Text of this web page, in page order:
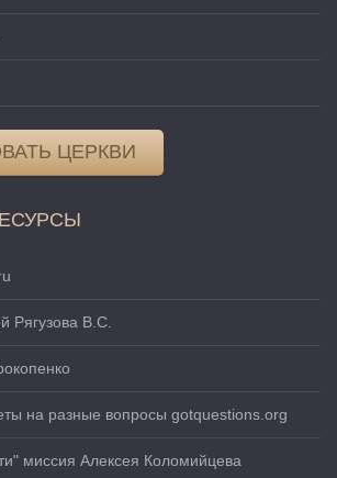
ЦЕРКВИ
Рягузова В.С.
на разные вопросы gotquestions.org
миссия Алексея Коломийцева